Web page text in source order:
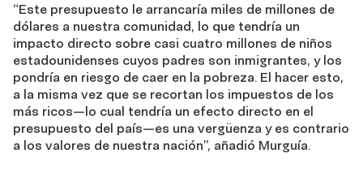
“Este presupuesto le arrancaría miles de millones de
dólares a nuestra comunidad, lo que tendría un
impacto directo sobre casi cuatro millones de niños
estadounidenses cuyos padres son inmigrantes, y los
pondría en riesgo de caer en la pobreza. El hacer esto,
a la misma vez que se recortan los impuestos de los
más ricos—lo cual tendría un efecto directo en el
presupuesto del país—es una vergüenza y es contrario
a los valores de nuestra nación”, añadió Murguía.